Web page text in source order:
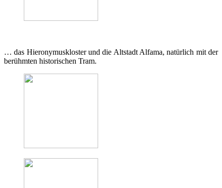
… das Hieronymuskloster und die Altstadt Alfama, natürlich mit der
berühmten historischen Tram.